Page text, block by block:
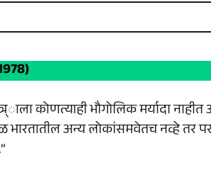
कोणत्याही भौगोलिक मर्यादा
अन्य लोकांसमवेतच नव्हे तर